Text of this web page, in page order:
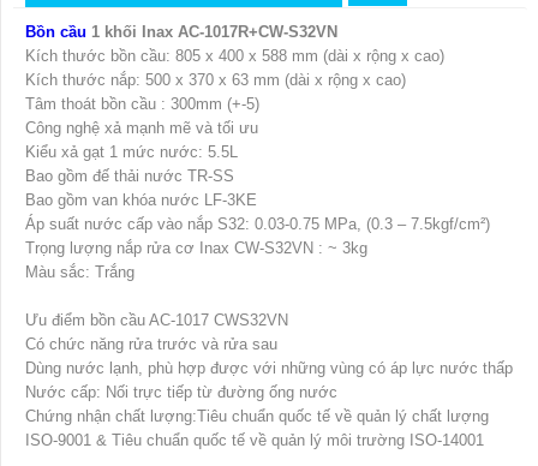
Bồn cầu 1 khối Inax AC-1017R+CW-S32VN
Kích thước bồn cầu: 805 x 400 x 588 mm (dài x rộng x cao)
Kích thước nắp: 500 x 370 x 63 mm (dài x rộng x cao)
Tâm thoát bồn cầu : 300mm (+-5)
Công nghệ xả mạnh mẽ và tối ưu
Kiểu xả gạt 1 mức nước: 5.5L
Bao gồm đế thải nước TR-SS
Bao gồm van khóa nước LF-3KE
Áp suất nước cấp vào nắp S32: 0.03-0.75 MPa, (0.3 – 7.5kgf/cm²)
Trọng lượng nắp rửa cơ Inax CW-S32VN : ~ 3kg
Màu sắc: Trắng
Ưu điểm bồn cầu AC-1017 CWS32VN
Có chức năng rửa trước và rửa sau
Dùng nước lạnh, phù hợp được với những vùng có áp lực nước thấp
Nước cấp: Nối trực tiếp từ đường ống nước
Chứng nhận chất lượng:Tiêu chuẩn quốc tế về quản lý chất lượng
ISO-9001 & Tiêu chuẩn quốc tế về quản lý môi trường ISO-14001